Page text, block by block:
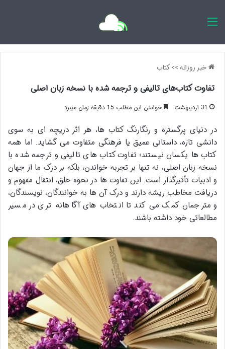
خبر روزانه>>کتاب
تفاوت کتاب‌های تالیفی و ترجمه شده با نسخه زبان اصلی
31 اردیبهشت خواندن این مطلب 15 دقیقه زمان میبرد
در دنیای پرگستره و رنگارنگ کتاب ها، هر اثر دریچه ای به سوی
دانشی تازه، داستانی عمیق یا فرهنگی متفاوت می گشاید. اما همه
کتاب ها یکسان نیستند؛ تفاوت کتاب های تالیفی و ترجمه شده با
نسخه زبان اصلی، نه تنها بر تجربه خواندن، بلکه بر درک ما از جهان
و ادبیات تأثیرگذار است. این تفاوت ها در نحوه خلق، انتقال مفهوم و
دریافت مخاطب ریشه دارند و درک آن ها به خوانندگان، نویسندگان،
و مترجمان کمک می کند تا انتخاب های آگاهانه تری در مسیر
مطالعاتی خود داشته باشند.